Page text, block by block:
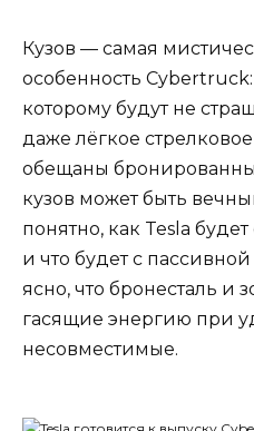
Кузов — самая
особенность
которому будут не
даже лёгкое
обещаны
кузов может быть
понятно, как Tesla
и что будет с
ясно, что бронесталь
гасящие энергию при
несовместимые.